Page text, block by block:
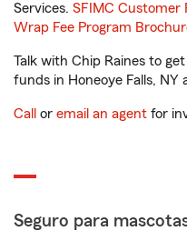
Services. SFIMC Customer
Wrap Fee Program
Talk with Chip Raines to
funds in Honeoye Falls,
Call or email an agent for
Seguro para